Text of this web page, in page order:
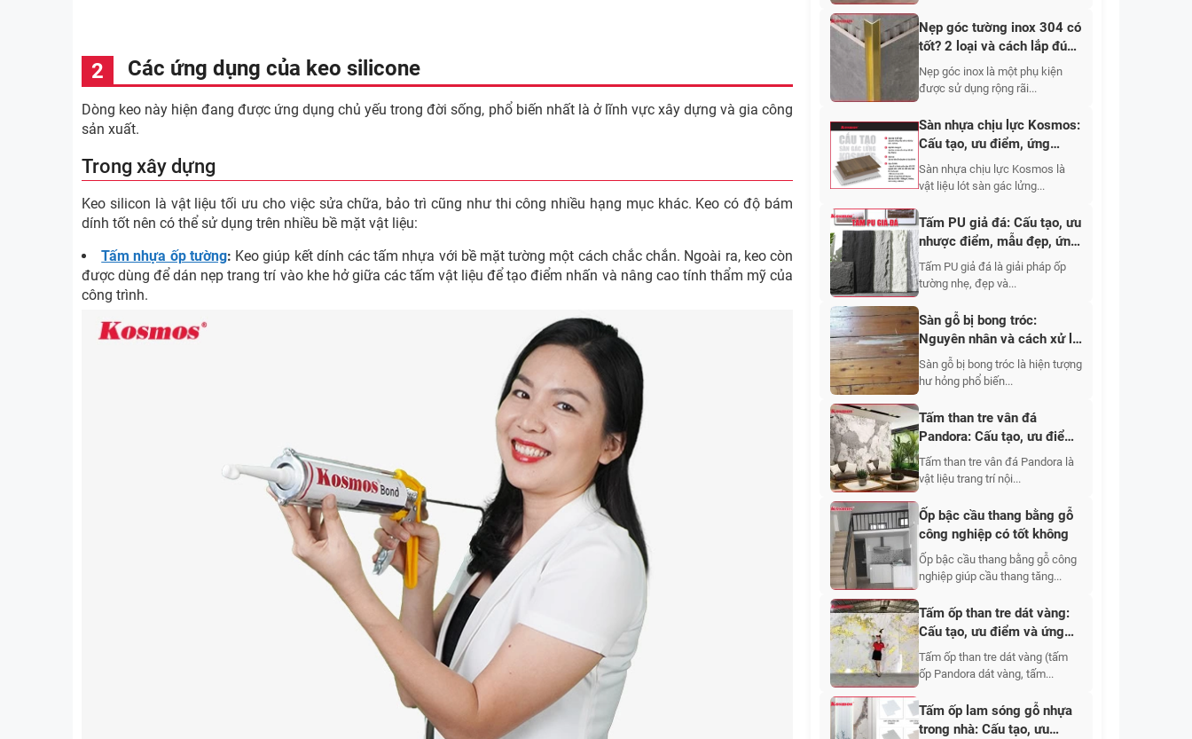
Các ứng dụng của keo silicone
Dòng keo này hiện đang được ứng dụng chủ yếu trong đời sống, phổ biến nhất là ở lĩnh vực xây dựng và gia công
sản xuất.
Trong xây dựng
Keo silicon là vật liệu tối ưu cho việc sửa chữa, bảo trì cũng như thi công nhiều hạng mục khác. Keo có độ bám
dính tốt nên có thể sử dụng trên nhiều bề mặt vật liệu:
Tấm nhựa ốp tường: Keo giúp kết dính các tấm nhựa với bề mặt tường một cách chắc chắn. Ngoài ra, keo còn
được dùng để dán nẹp trang trí vào khe hở giữa các tấm vật liệu để tạo điểm nhấn và nâng cao tính thẩm mỹ của
công trình.
Nẹp góc tường inox 304 có
tốt? 2 loại và cách lắp đúng
chuẩn
Nẹp góc inox là một phụ kiện
được sử dụng rộng rãi...
Sàn nhựa chịu lực Kosmos:
Cấu tạo, ưu điểm, ứng
dụng
Sàn nhựa chịu lực Kosmos là
vật liệu lót sàn gác lửng...
Tấm PU giả đá: Cấu tạo, ưu
nhược điểm, mẫu đẹp, ứng
dụng, báo giá 2026
Tấm PU giả đá là giải pháp ốp
tường nhẹ, đẹp và...
Sàn gỗ bị bong tróc:
Nguyên nhân và cách xử lý
nhanh
Sàn gỗ bị bong tróc là hiện tượng
hư hỏng phổ biến...
Tấm than tre vân đá
Pandora: Cấu tạo, ưu điểm,
mẫu đẹp và báo giá mới
nhất
Tấm than tre vân đá Pandora là
vật liệu trang trí nội...
Ốp bậc cầu thang bằng gỗ
công nghiệp có tốt không
Ốp bậc cầu thang bằng gỗ công
nghiệp giúp cầu thang tăng...
Tấm ốp than tre dát vàng:
Cấu tạo, ưu điểm và ứng
dụng
Tấm ốp than tre dát vàng (tấm
ốp Pandora dát vàng, tấm...
Tấm ốp lam sóng gỗ nhựa
trong nhà: Cấu tạo, ưu